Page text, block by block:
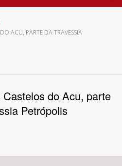
ACU, PARTE DA TRAVESSIA
do Acu, parte
Petrópolis